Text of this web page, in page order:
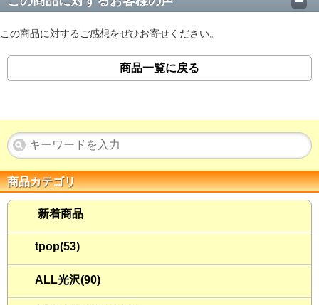
この商品に対するご感想をぜひお寄せください。
商品一覧に戻る
商品カテゴリ
新着商品
tpop(53)
ALL光沢(90)